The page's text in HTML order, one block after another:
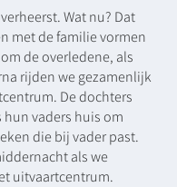
Wat nu? Dat
met de familie vormen
de overledene, als
rijden we gezamenlijk
De dochters
hun vaders huis om
die bij vader past.
als we
uitvaartcentrum.